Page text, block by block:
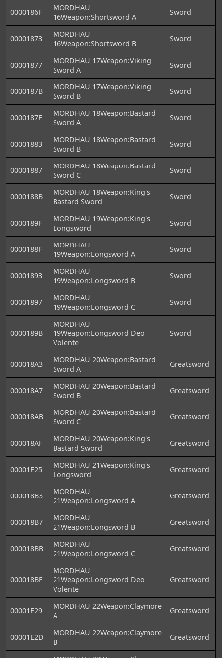
0000186F
MORDHAU
16Weapon:Shortsword A
Sword
00001873
MORDHAU
16Weapon:Shortsword B
Sword
00001877
MORDHAU 17Weapon:Viking
Sword A
Sword
0000187B
MORDHAU 17Weapon:Viking
Sword B
Sword
0000187F
MORDHAU 18Weapon:Bastard
Sword A
Sword
00001883
MORDHAU 18Weapon:Bastard
Sword B
Sword
00001887
MORDHAU 18Weapon:Bastard
Sword C
Sword
0000188B
MORDHAU 18Weapon:King's
Bastard Sword
Sword
0000189F
MORDHAU 19Weapon:King's
Longsword
Sword
0000188F
MORDHAU
19Weapon:Longsword A
Sword
00001893
MORDHAU
19Weapon:Longsword B
Sword
00001897
MORDHAU
19Weapon:Longsword C
Sword
0000189B
MORDHAU
19Weapon:Longsword Deo
Volente
Sword
000018A3
MORDHAU 20Weapon:Bastard
Sword A
Greatsword
000018A7
MORDHAU 20Weapon:Bastard
Sword B
Greatsword
000018AB
MORDHAU 20Weapon:Bastard
Sword C
Greatsword
000018AF
MORDHAU 20Weapon:King's
Bastard Sword
Greatsword
00001E25
MORDHAU 21Weapon:King's
Longsword
Greatsword
000018B3
MORDHAU
21Weapon:Longsword A
Greatsword
000018B7
MORDHAU
21Weapon:Longsword B
Greatsword
000018BB
MORDHAU
21Weapon:Longsword C
Greatsword
000018BF
MORDHAU
21Weapon:Longsword Deo
Volente
Greatsword
00001E29
MORDHAU 22Weapon:Claymore
A
Greatsword
00001E2D
MORDHAU 22Weapon:Claymore
B
Greatsword